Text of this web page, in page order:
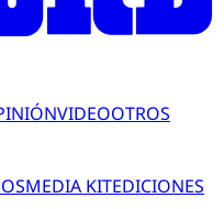
VIDEOOTROS
MEDIA KITEDICIONES